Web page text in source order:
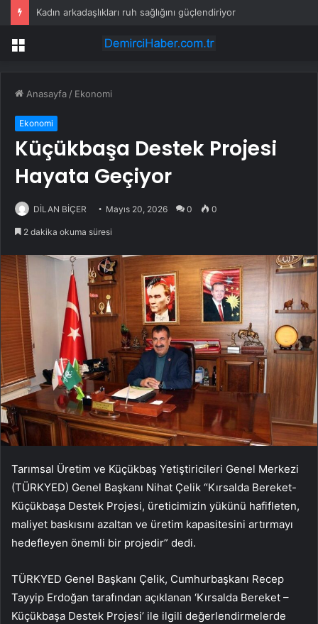
Kadın arkadaşlıkları ruh sağlığını güçlendiriyor
Menü
Anasayfa / Ekonomi
Ekonomi
Küçükbaşa Destek Projesi
Hayata Geçiyor
DİLAN BİÇER Mayıs 20, 2026 0 0
2 dakika okuma süresi
Tarımsal Üretim ve Küçükbaş Yetiştiricileri Genel Merkezi
(TÜRKYED) Genel Başkanı Nihat Çelik “Kırsalda Bereket-
Küçükbaşa Destek Projesi, üreticimizin yükünü hafifleten,
maliyet baskısını azaltan ve üretim kapasitesini artırmayı
hedefleyen önemli bir projedir” dedi.
TÜRKYED Genel Başkanı Çelik, Cumhurbaşkanı Recep
Tayyip Erdoğan tarafından açıklanan ‘Kırsalda Bereket –
Küçükbaşa Destek Projesi’ ile ilgili değerlendirmelerde